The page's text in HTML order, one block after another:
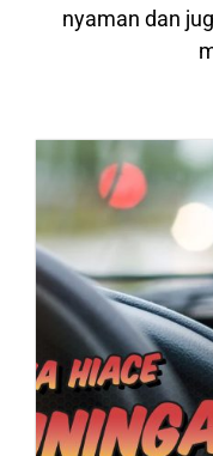
nyaman dan